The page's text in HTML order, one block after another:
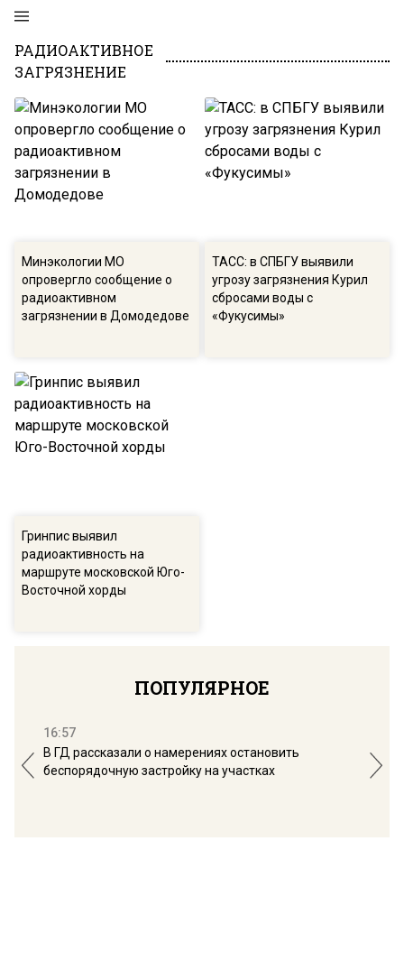
РАДИОАКТИВНОЕ
ЗАГРЯЗНЕНИЕ
Минэкологии МО
опровергло сообщение о
радиоактивном
загрязнении в Домодедове
ТАСС: в СПБГУ выявили
угрозу загрязнения Курил
сбросами воды с
«Фукусимы»
Гринпис выявил
радиоактивность на
маршруте московской Юго-
Восточной хорды
ПОПУЛЯРНОЕ
16:57
В ГД рассказали о намерениях остановить
беспорядочную застройку на участках